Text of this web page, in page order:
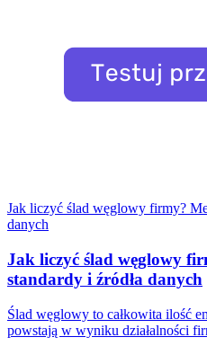
Jak liczyć ślad węglowy firmy?
danych
Jak liczyć ślad węglowy
standardy i źródła danych
Ślad węglowy to całkowita ilość
powstają w wyniku działalności